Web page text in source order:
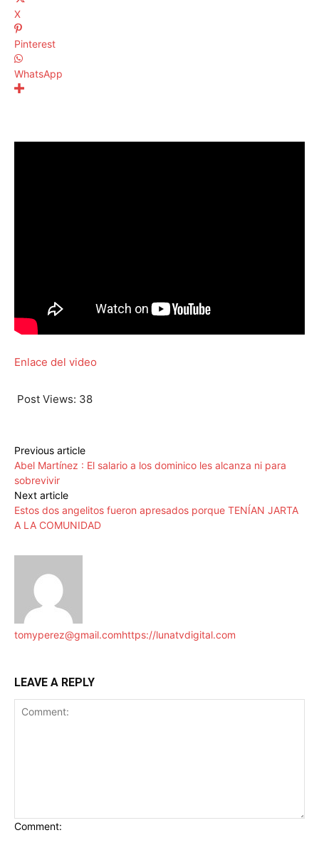
X
Pinterest
WhatsApp
Enlace del video
Post Views: 38
Previous article
Abel Martínez : El salario a los dominico les alcanza ni para
sobrevivir
Next article
Estos dos angelitos fueron apresados porque TENÍAN JARTA
A LA COMUNIDAD
tomyperez@gmail.comhttps://lunatvdigital.com
LEAVE A REPLY
Comment: